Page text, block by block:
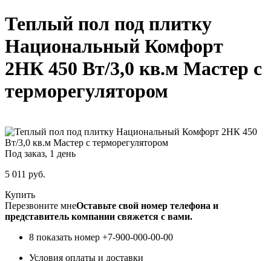
Теплый пол под плитку
Национальный Комфорт
2НК 450 Вт/3,0 кв.м Мастер с
терморегулятором
Под заказ, 1 день
5 011 руб.
Купить
Перезвоните мнеОставьте свой номер телефона и
представитель компании свяжется с вами.
8 показать номер +7-900-000-00-00
Условия оплаты и доставки